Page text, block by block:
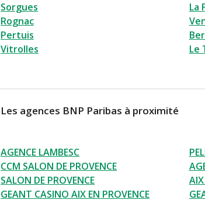
Sorgues La
Rognac
Pertuis
Vitrolles
Le
Les agences BNP Paribas à proximité
AGENCE LAMBESC
CCM SALON DE PROVENCE
SALON DE PROVENCE
GEANT CASINO AIX EN PROVENCE